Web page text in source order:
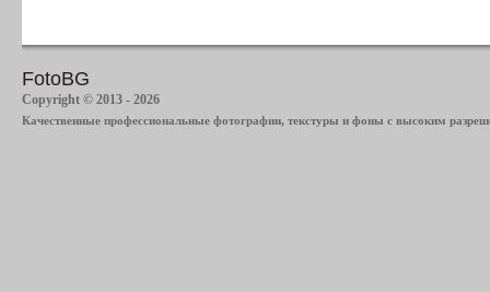
FotoBG
Copyright © 2013 - 2026
Качественные профессиональные фотографии, текстуры и фоны с высоким